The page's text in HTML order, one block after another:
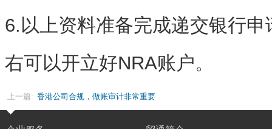
6.以上资料准备完成递交银行
右可以开立好NRA账户。
上一篇: 香港公司合规，做账审计非常重要